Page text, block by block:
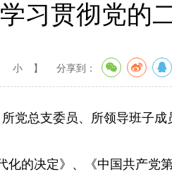
习贯彻党的
小 】 分享到：
党总支委员、所领导班子
的决定》、《中国共产党